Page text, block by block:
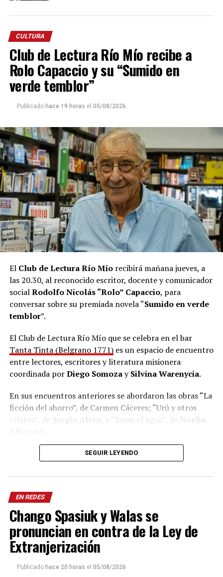
CULTURA
Club de Lectura Río Mío recibe a
Rolo Capaccio y su “Sumido en
verde temblor”
Publicado hace 19 horas el 05/08/2026
El Club de Lectura Río Míorecibirá mañana jueves, a
las 20.30, al reconocido escritor, docente y comunicador
socialRodolfo Nicolás “Rolo” Capaccio, para
conversar sobre su premiada novela “Sumido en verde
temblor”.
El Club de Lectura Río Mío que se celebra en el bar
Tanta Tinta (Belgrano 1771)es un espacio de encuentro
entre lectores, escritores y literatura misionera
coordinada porDiego SomozaySilvina Warenycia.
En sus encuentros anteriores se abordaron las obras “La
ficción del ahorro”, de Carmen Cáceres; “Urú y otros
relatos”, de Sergio Alvez , y “Besar el agua”, de Noelia
Todos son autores de Misiones, quienes visitan el
la lectura de parte sus obra para posteriormente dar
lugar a una conversación del público con el o la
escritora en cuestión.
La novela del Arandú
“Sumido en verde temblor” narra la experiencia de un
Cabeza de Vacaque, luego de ser arrastrado por las
SEGUIR LEYENDO
EN REDES
Chango Spasiuk y Walas se
pronuncian en contra de la Ley de
Extranjerización
Publicado hace 20 horas el 05/08/2026